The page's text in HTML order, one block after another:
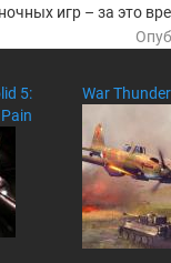
игр – за это
For Speed и
5:
War Thunder